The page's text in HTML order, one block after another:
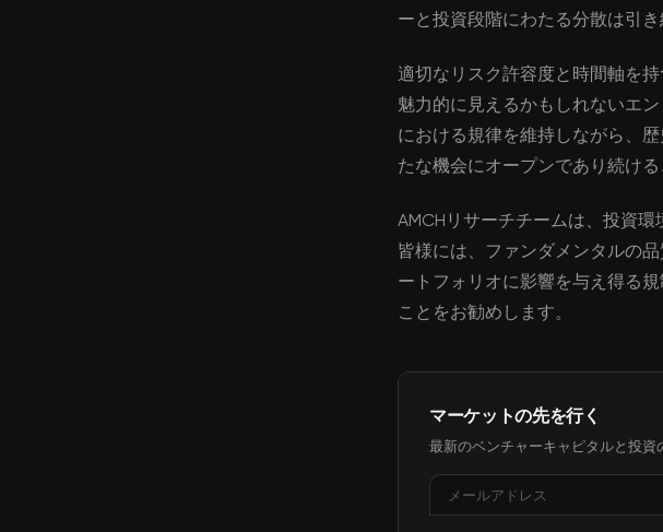
ーと投資段階にわたる分散は引き
適切なリスク許容度と時間軸を
魅力的に見えるかもしれないエ
における規律を維持しながら、
たな機会にオープンであり続ける
AMCHリサーチチームは、投資
皆様には、ファンダメンタルの
ートフォリオに影響を与え得る
ことをお勧めします。
マーケットの先を行く
最新のベンチャーキャピタルと投資